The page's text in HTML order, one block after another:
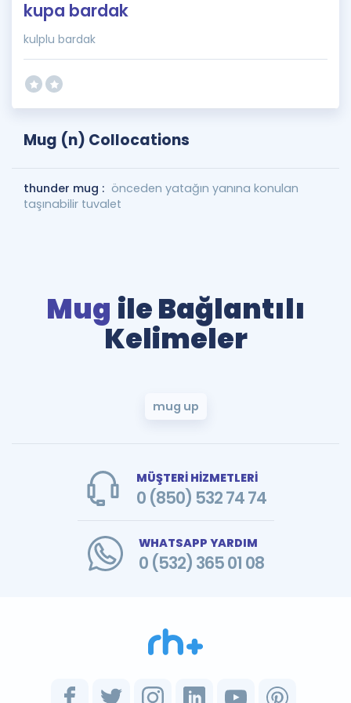
kupa bardak
kulplu bardak
Mug (n) Collocations
thunder mug : önceden yatağın yanına konulan
taşınabilir tuvalet
Mug ile Bağlantılı
Kelimeler
mug up
MÜŞTERİ HİZMETLERİ
0 (850) 532 74 74
WHATSAPP YARDIM
0 (532) 365 01 08